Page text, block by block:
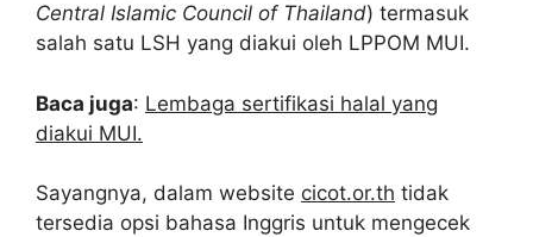
Central Islamic Council of Thailand) termasuk
salah satu LSH yang diakui oleh LPPOM MUI.
Baca juga: Lembaga sertifikasi halal yang
diakui MUI.
Sayangnya, dalam website cicot.or.th tidak
tersedia opsi bahasa Inggris untuk mengecek